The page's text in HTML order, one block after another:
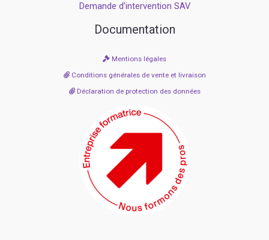
Demande d’intervention SAV
Documentation
Mentions légales
Conditions générales de vente et livraison
Déclaration de protection des données